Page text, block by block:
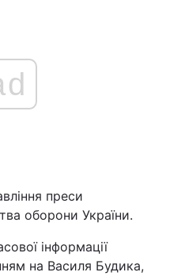
преси
оборони України.
інформації
на Василя Будика,